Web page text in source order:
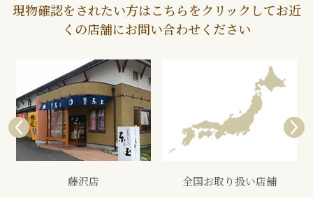
現物確認をされたい方はこちらをクリックしてお近
くの店舗にお問い合わせください
全国お取り扱い店舗 展示会